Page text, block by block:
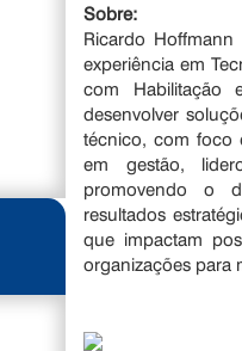
Sobre:
Ricardo
experiência em
com Habilitação
desenvolver
técnico, com foco
em gestão,
promovendo o
resultados
que impactam
organizações para